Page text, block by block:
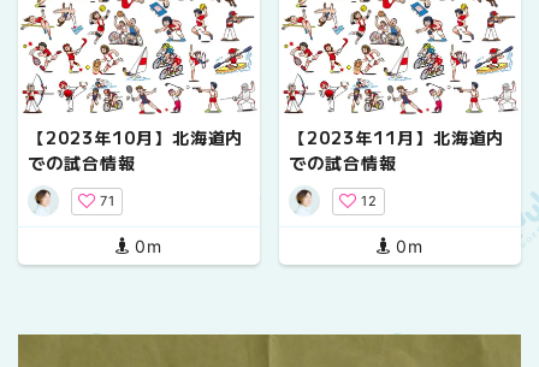
【2023年10月】北海道内
での試合情報
71
0m
【2023年11月】北海道内
での試合情報
12
0m